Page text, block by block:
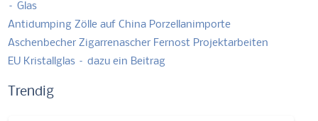
– Glas
Antidumping Zölle auf China Porzellanimporte
Aschenbecher Zigarrenascher Fernost Projektarbeiten
EU Kristallglas – dazu ein Beitrag
Trendig